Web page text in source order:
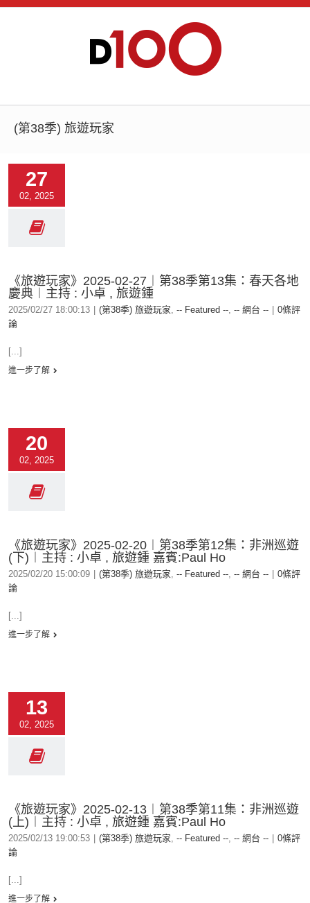
(第38季) 旅遊玩家
27
02, 2025
《旅遊玩家》2025-02-27︱第38季第13集：春天各地
慶典︱主持 : 小卓 , 旅遊鍾
2025/02/27 18:00:13 (第38季) 旅遊玩家, -- Featured --, -- 網台 --
0條評
論
[...]
進一步了解
20
02, 2025
《旅遊玩家》2025-02-20︱第38季第12集：非洲巡遊
(下)︱主持 : 小卓 , 旅遊鍾 嘉賓:Paul Ho
2025/02/20 15:00:09 (第38季) 旅遊玩家, -- Featured --, -- 網台 --
0條評
論
[...]
進一步了解
13
02, 2025
《旅遊玩家》2025-02-13︱第38季第11集：非洲巡遊
(上)︱主持 : 小卓 , 旅遊鍾 嘉賓:Paul Ho
2025/02/13 19:00:53 (第38季) 旅遊玩家, -- Featured --, -- 網台 --
0條評
論
[...]
進一步了解